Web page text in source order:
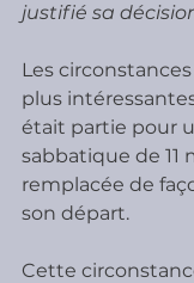
justifié sa
Les
plus
était partie pour
sabbatique de 11
remplacée de
son départ.
Cette